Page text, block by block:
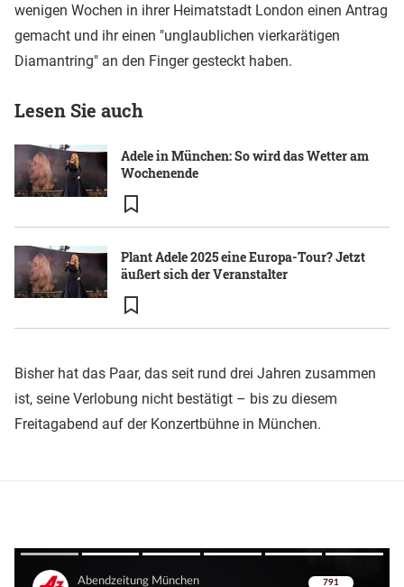
wenigen Wochen in ihrer Heimatstadt London einen Antrag
gemacht und ihr einen "unglaublichen vierkarätigen
Diamantring" an den Finger gesteckt haben.
Lesen Sie auch
Adele in München: So wird das Wetter am
Wochenende
Plant Adele 2025 eine Europa-Tour? Jetzt
äußert sich der Veranstalter
Bisher hat das Paar, das seit rund drei Jahren zusammen
ist, seine Verlobung nicht bestätigt – bis zu diesem
Freitagabend auf der Konzertbühne in München.